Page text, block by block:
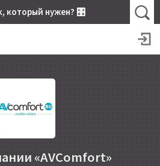
который нужен? 🎛
«AVComfort»